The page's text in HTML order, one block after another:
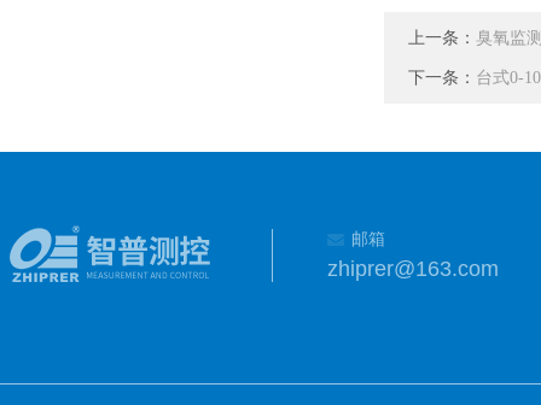
上一条： 臭氧监
下一条： 台式0-
邮箱
zhiprer@163.com